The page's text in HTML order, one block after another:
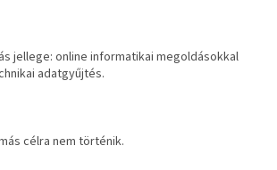
jellege: online informatikai megoldásokkal
adatgyűjtés.
célra nem történik.